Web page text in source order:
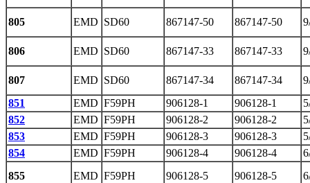
805 EMD SD60 867147-50 867147-50
806 EMD SD60 867147-33 867147-33
807 EMD SD60 867147-34 867147-34
851
EMD F59PH 906128-1 906128-1
852
EMD F59PH 906128-2 906128-2
853
EMD F59PH 906128-3 906128-3
854
EMD F59PH 906128-4 906128-4
855
EMD F59PH 906128-5 906128-5